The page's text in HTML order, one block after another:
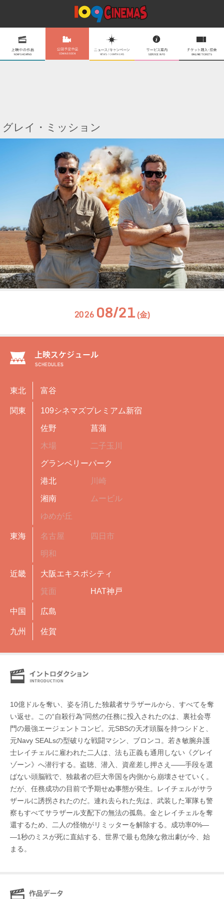
グレイ・ミッション
2026 08/21 (金)
東北 富谷
関東 109シネマズプレミアム新宿
佐野 菖蒲
木場 二子玉川
グランベリーパーク
港北 川崎
湘南 ムービル
ゆめが丘
東海 名古屋 四日市
明和
近畿 大阪エキスポシティ
箕面 HAT神戸
中国 広島
九州 佐賀
10億ドルを奪い、姿を消した独裁者サラザールから、すべてを奪
い返せ。この“自殺行為”同然の任務に投入されたのは、裏社会専
門の最強エージェントコンビ。元SBSの天才頭脳を持つシドと、
元Navy SEALsの型破りな戦闘マシン、ブロンコ。若き敏腕弁護
士レイチェルに雇われた二人は、法も正義も通用しない《グレイ
ゾーン》へ潜行する。盗聴、潜入、資産差し押さえ――手段を選
ばない頭脳戦で、独裁者の巨大帝国を内側から崩壊させていく。
だが、任務成功の目前で予期せぬ事態が発生。レイチェルがサラ
ザールに誘拐されたのだ。連れ去られた先は、武装した軍隊も警
察もすべてサラザール支配下の無法の孤島。金とレイチェルを奪
還するため、二人の怪物がリミッターを解除する。成功率0%―
―1秒のミスが死に直結する、世界で最も危険な救出劇が今、始
まる。